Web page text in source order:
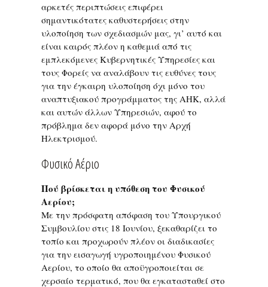
αρκετές περιπτώσεις επιφέρει
σημαντικότατες καθυστερήσεις στην
υλοποίηση των σχεδιασμών μας, γι’ αυτό και
είναι καιρός πλέον η καθεμιά από τις
εμπλεκόμενες Κυβερνητικές Υπηρεσίες και
τους Φορείς να αναλάβουν τις ευθύνες τους
για την έγκαιρη υλοποίηση όχι μόνο του
αναπτυξιακού προγράμματος της ΑΗΚ, αλλά
και αυτών άλλων Υπηρεσιών, αφού το
πρόβλημα δεν αφορά μόνο την Αρχή
Ηλεκτρισμού.
Φυσικό Αέριο
Πού βρίσκεται η υπόθεση του Φυσικού
Αερίου;
Με την πρόσφατη απόφαση του Υπουργικού
Συμβουλίου στις 18 Ιουνίου, ξεκαθαρίζει το
τοπίο και προχωρούν πλέον οι διαδικασίες
για την εισαγωγή υγροποιημένου Φυσικού
Αερίου, το οποίο θα αποϋγροποιείται σε
χερσαίο τερματικό, που θα εγκατασταθεί στο